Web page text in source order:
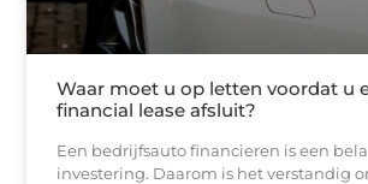
Waar moet u op letten voordat u
financial lease afsluit?
Een bedrijfsauto financieren is een
investering. Daarom is het verstandig